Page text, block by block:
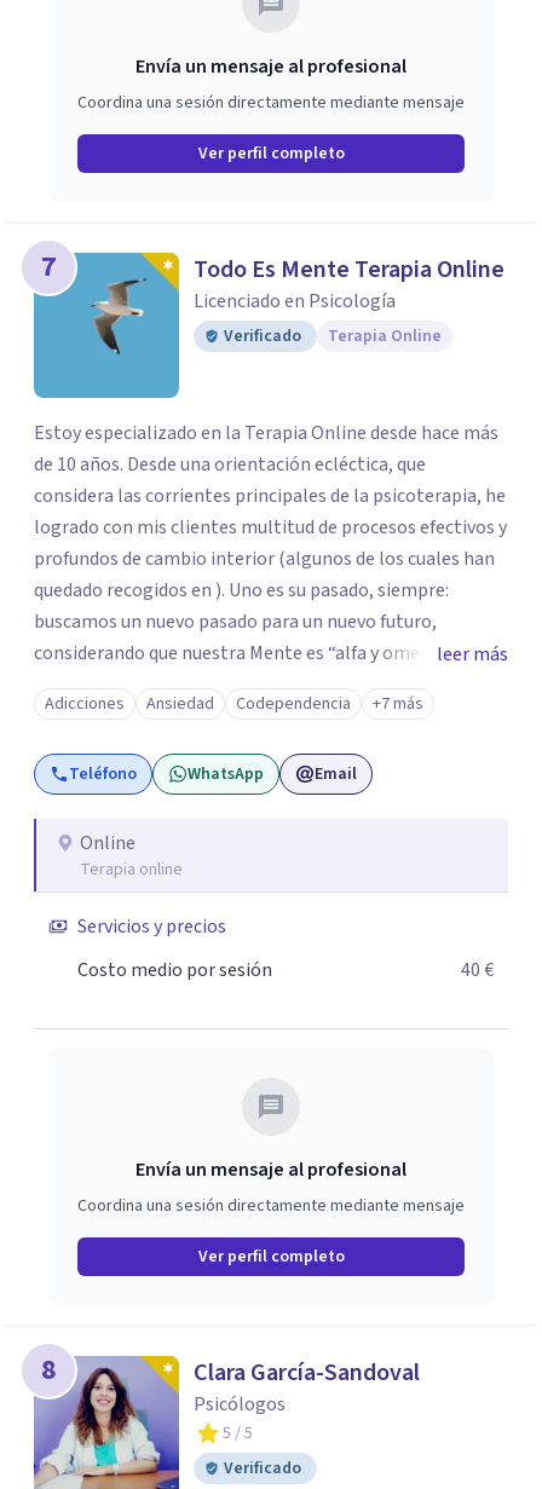
Envía un mensaje al profesional
Coordina una sesión directamente mediante mensaje
Ver perfil completo
7 Todo Es Mente Terapia Online
Licenciado en Psicología
Verificado Terapia Online
Estoy especializado en la Terapia Online desde hace más
de 10 años. Desde una orientación ecléctica, que
considera las corrientes principales de la psicoterapia, he
logrado con mis clientes multitud de procesos efectivos y
profundos de cambio interior (algunos de los cuales han
quedado recogidos en ). Uno es su pasado, siempre:
buscamos un nuevo pasado para un nuevo futuro,
considerando que nuestra Mente es “alfa y omega” de los
problemas de la personalidad. Los aspectos “sanos” de la
personalidad nos van a permitir afrontar y resolver los
“enfermos” (). Mi trabajo con los clientes facilita el
esclarecimiento del origen de los trastornos psíquicos, el
vivencia de cambios progresivos. Desde la aceptación, el
compromiso mutuo, y el aumento paulatino del campo
es Poder.
leer más
Adicciones Ansiedad Codependencia +7 más
Teléfono WhatsApp Email
Online
Terapia online
Servicios y precios
Costo medio por sesión
40 €
Envía un mensaje al profesional
Coordina una sesión directamente mediante mensaje
Ver perfil completo
8 Clara García-Sandoval
Psicólogos
5 / 5
Verificado